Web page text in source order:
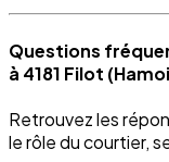
Questions
à 4181 Filot
Retrouvez les
le rôle du courtier,